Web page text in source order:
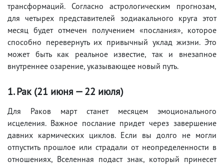
трансформаций. Согласно астрологическим прогнозам,
для четырех представителей зодиакального круга этот
месяц будет отмечен получением «послания», которое
способно перевернуть их привычный уклад жизни. Это
может быть как реальное известие, так и внезапное
внутреннее озарение, указывающее новый путь.
1. Рак (21 июня — 22 июля)
Для Раков март станет месяцем эмоционального
исцеления. Важное послание придет через завершение
давних кармических циклов. Если вы долго не могли
отпустить прошлое или страдали от неопределенности в
отношениях, Вселенная подаст знак, который принесет